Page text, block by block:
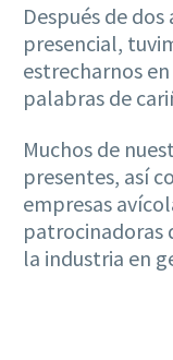
Después de
presencial,
estrecharnos
palabras de
Muchos de
presentes, así
empresas
patrocinadoras
la industria en